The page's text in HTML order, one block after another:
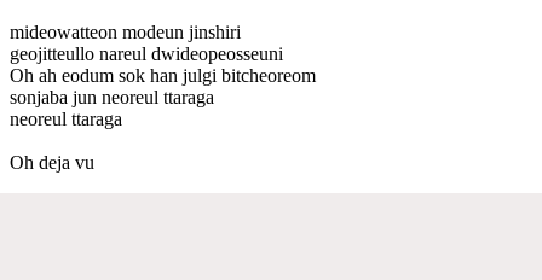
mideowatteon modeun jinshiri
geojitteullo nareul dwideopeosseuni
Oh ah eodum sok han julgi bitcheoreom
sonjaba jun neoreul ttaraga
neoreul ttaraga
Oh deja vu